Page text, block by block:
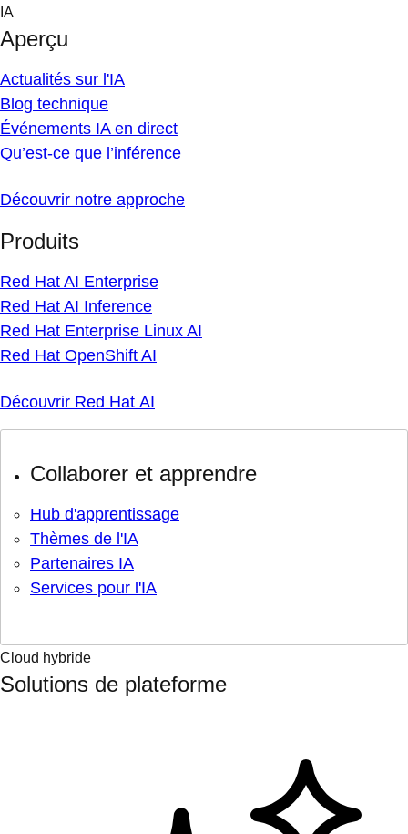
Skip
content
IA
Aperçu
Actualités sur l'IA
Blog technique
Événements IA en direct
Qu’est-ce que l’inférence
Découvrir notre approche
Produits
Red Hat AI Enterprise
Red Hat AI Inference
Red Hat Enterprise Linux AI
Red Hat OpenShift AI
Découvrir Red Hat AI
Collaborer et apprendre
Hub d'apprentissage
Thèmes de l'IA
Partenaires IA
Services pour l'IA
Cloud hybride
Solutions de plateforme